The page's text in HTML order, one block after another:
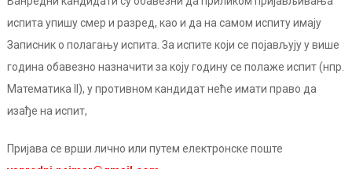
испита упишу смер и разред, као и да на самом испиту имају
Записник о полагању испита. За испите који се појављују у више
година обавезно назначити за коју годину се полаже испит (нпр.
Математика II), у противном кандидат неће имати право да
изађе на испит,
Пријава се врши лично или путем електронске поште